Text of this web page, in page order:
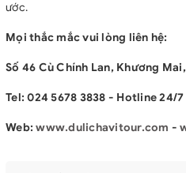
ước.
Mọi thắc mắc vui lòng liên hệ:
Số 46 Cù Chính Lan, Khương
Tel: 024 5678 3838 - Hotline 24/7
Web:www.dulichavitour.com -